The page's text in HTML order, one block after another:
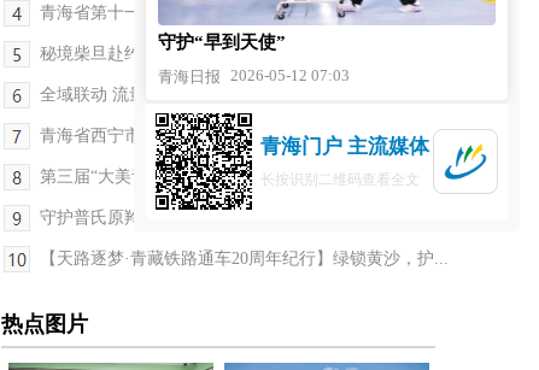
青海省第十一届“万步有约”健走激励大赛启动
秘境柴旦赴约广州文旅推介亮点纷呈
全域联动 流量共享 青超联赛带火城西区消费
青海省西宁市中小学生科技创新设计大赛开赛
第三届“大美青海·高原足球”超级联赛开幕 吴晓军...
守护普氏原羚栖息家园 他们种下一抹青绿
【天路逐梦·青藏铁路通车20周年纪行】绿锁黄沙，护...
热点图片
守护“早到天使”
青海日报 2026-05-12 07:03
青海门户 主流媒体
长按识别二维码查看全文